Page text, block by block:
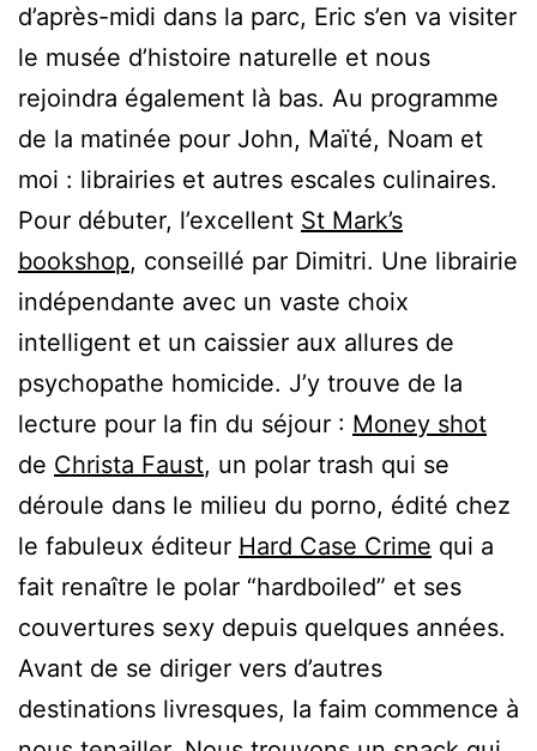
d’après-midi dans la parc, Eric s’en va visiter
le musée d’histoire naturelle et nous
rejoindra également là bas. Au programme
de la matinée pour John, Maïté, Noam et
moi : librairies et autres escales culinaires.
Pour débuter, l’excellent St Mark’s
bookshop, conseillé par Dimitri. Une librairie
indépendante avec un vaste choix
intelligent et un caissier aux allures de
psychopathe homicide. J’y trouve de la
lecture pour la fin du séjour : Money shot
de Christa Faust, un polar trash qui se
déroule dans le milieu du porno, édité chez
le fabuleux éditeur Hard Case Crime qui a
fait renaître le polar “hardboiled” et ses
couvertures sexy depuis quelques années.
Avant de se diriger vers d’autres
destinations livresques, la faim commence à